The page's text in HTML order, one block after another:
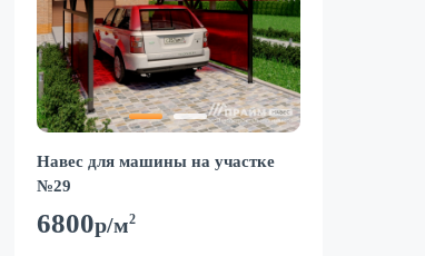
Навес для машины на участке
№29
6800р/м2